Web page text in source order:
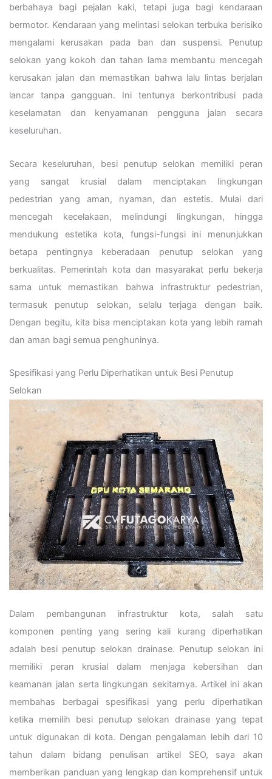
berbahaya bagi pejalan kaki, tetapi juga bagi kendaraan
bermotor. Kendaraan yang melintasi selokan terbuka berisiko
mengalami kerusakan pada ban dan suspensi. Penutup
selokan yang kokoh dan tahan lama membantu mencegah
kerusakan jalan dan memastikan bahwa lalu lintas berjalan
lancar tanpa gangguan. Ini tentunya berkontribusi pada
keselamatan dan kenyamanan pengguna jalan secara
keseluruhan.
Secara keseluruhan, besi penutup selokan memiliki peran
yang sangat krusial dalam menciptakan lingkungan
pedestrian yang aman, nyaman, dan estetis. Mulai dari
mencegah kecelakaan, melindungi lingkungan, hingga
mendukung estetika kota, fungsi-fungsi ini menunjukkan
betapa pentingnya keberadaan penutup selokan yang
berkualitas. Pemerintah kota dan masyarakat perlu bekerja
sama untuk memastikan bahwa infrastruktur pedestrian,
termasuk penutup selokan, selalu terjaga dengan baik.
Dengan begitu, kita bisa menciptakan kota yang lebih ramah
dan aman bagi semua penghuninya.
Spesifikasi yang Perlu Diperhatikan untuk Besi Penutup
Selokan
Dalam pembangunan infrastruktur kota, salah satu
komponen penting yang sering kali kurang diperhatikan
adalah besi penutup selokan drainase. Penutup selokan ini
memiliki peran krusial dalam menjaga kebersihan dan
keamanan jalan serta lingkungan sekitarnya. Artikel ini akan
membahas berbagai spesifikasi yang perlu diperhatikan
ketika memilih besi penutup selokan drainase yang tepat
untuk digunakan di kota. Dengan pengalaman lebih dari 10
tahun dalam bidang penulisan artikel SEO, saya akan
memberikan panduan yang lengkap dan komprehensif untuk